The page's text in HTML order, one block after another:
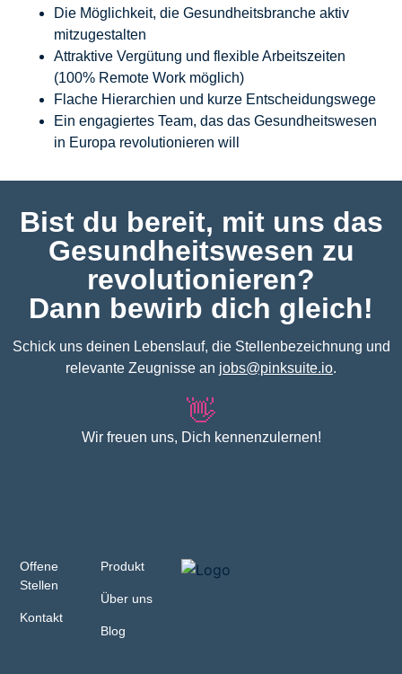
Die Möglichkeit, die Gesundheitsbranche aktiv
mitzugestalten
Attraktive Vergütung und flexible Arbeitszeiten
(100% Remote Work möglich)
Flache Hierarchien und kurze Entscheidungswege
Ein engagiertes Team, das das Gesundheitswesen
in Europa revolutionieren will
Bist du bereit, mit uns das
Gesundheitswesen zu
revolutionieren?
Dann bewirb dich gleich!
Schick uns deinen Lebenslauf, die Stellenbezeichnung und
relevante Zeugnisse an jobs@pinksuite.io.
👋
Wir freuen uns, Dich kennenzulernen!
Produkt
Über uns
Blog
Offene
Stellen
Kontakt